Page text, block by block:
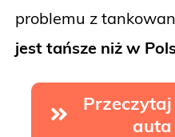
problemu z
jest tańsze niż w
auta